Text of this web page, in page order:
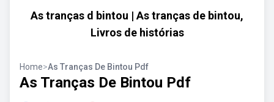
As tranças d bintou | As tranças de bintou,
Livros de histórias
Home>As Tranças De Bintou Pdf
As Tranças De Bintou Pdf